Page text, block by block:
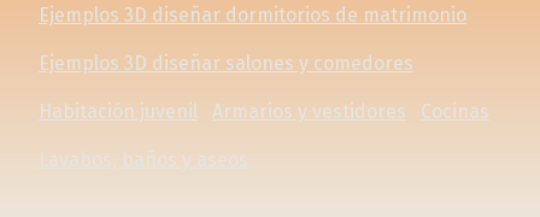
Ejemplos 3D diseñar dormitorios de matrimonio
Ejemplos 3D diseñar salones y comedores
Habitación juvenil Armarios y vestidores Cocinas
Lavabos, baños y aseos